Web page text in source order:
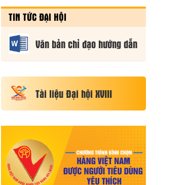
VĂN HÓA Ở
CƠ SỞ NĂM
2026
TIN TỨC ĐẠI HỘI
Văn bản chỉ đạo hướng dẫn
Tài liệu Đại hội XVIII